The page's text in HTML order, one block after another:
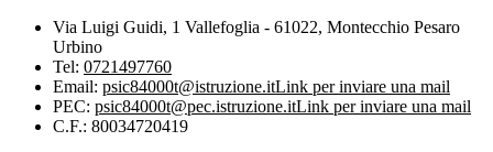
Via Luigi Guidi, 1 Vallefoglia - 61022, Montecchio Pesaro
Urbino
Tel: 0721497760
Email: psic84000t@istruzione.itLink per inviare una mail
PEC: psic84000t@pec.istruzione.itLink per inviare una mail
C.F.: 80034720419